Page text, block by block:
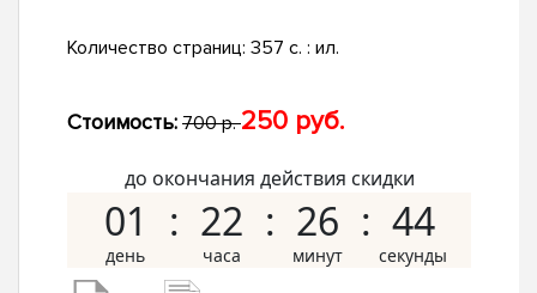
Количество страниц: 357 с. : ил.
Стоимость: 700 р.250 руб.
до окончания действия скидки
01 22 26 43